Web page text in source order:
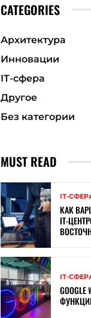
CATEGORIES
Архитектура
Инновации
ІТ-сфера
Другое
Без категории
MUST READ
ІТ-
КАК
IT-
ІТ-